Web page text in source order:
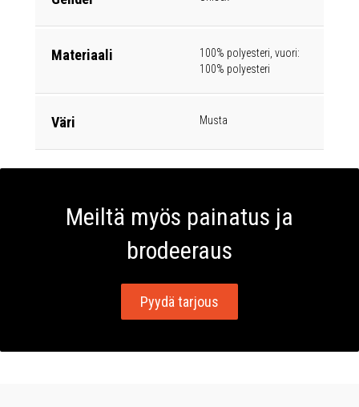
Materiaali
100% polyesteri, vuori:
100% polyesteri
Väri Musta
Meiltä myös painatus ja
brodeeraus
Pyydä tarjous